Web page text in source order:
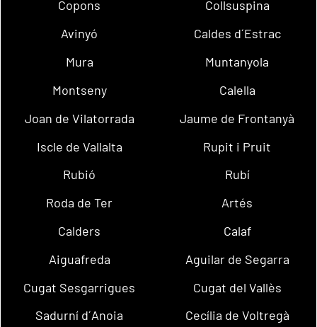
Copons
Collsuspina
Avinyó
Caldes d´Estrac
Mura
Muntanyola
Montseny
Calella
Joan de Vilatorrada
Jaume de Frontanyà
Iscle de Vallalta
Rupit i Pruit
Rubió
Rubí
Roda de Ter
Artés
Calders
Calaf
Aiguafreda
Aguilar de Segarra
Cugat Sesgarrigues
Cugat del Vallès
Sadurní d´Anoia
Cecília de Voltregà